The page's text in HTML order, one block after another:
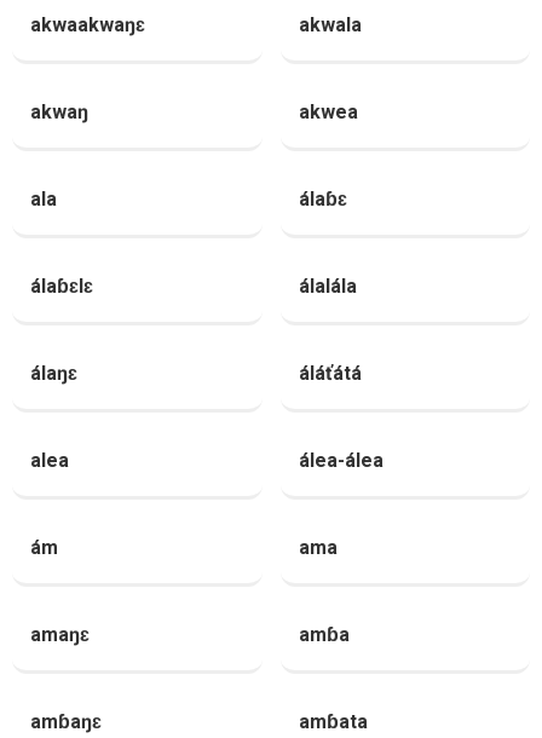
akwaakwaŋɛ akwala
akwaŋ akwea
ala álaɓɛ
álaɓɛlɛ álalála
álaŋɛ áláťátá
alea álea-álea
ám ama
amaŋɛ amɓa
amɓaŋɛ amɓata